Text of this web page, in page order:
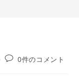
投
0件のコメント